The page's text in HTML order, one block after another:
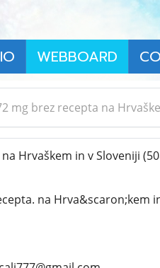
WEBBOARD
mg brez recepta na
Hrvaškem in v Sloveniji
na Hrva&scaron;kem